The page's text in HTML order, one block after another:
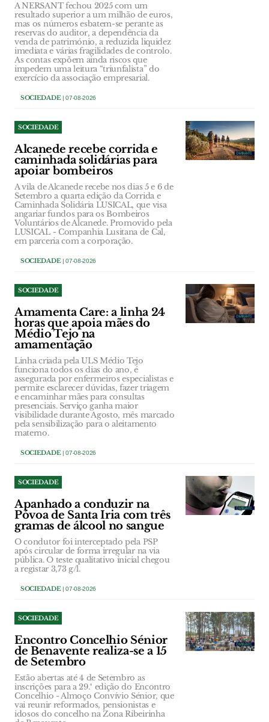
A NERSANT fechou 2025 com um
resultado superior a um milhão de euros,
mas os números esbatem-se perante as
reservas do auditor, a dependência da
venda de património, a reduzida liquidez
imediata e várias fragilidades de controlo.
As contas expõem ainda riscos que
impedem uma leitura “triunfalista” do
exercício da associação empresarial.
SOCIEDADE| 07-08-2026
SOCIEDADE
Alcanede recebe corrida e
caminhada solidárias para
apoiar bombeiros
A vila de Alcanede recebe nos dias 5 e 6 de
Setembro a quarta edição da Corrida e
Caminhada Solidária LUSICAL, que visa
angariar fundos para os Bombeiros
Voluntários de Alcanede. Promovido pela
LUSICAL - Companhia Lusitana de Cal,
em parceria com a corporação.
SOCIEDADE| 07-08-2026
SOCIEDADE
Amamenta Care: a linha 24
horas que apoia mães do
Médio Tejo na
amamentação
Linha criada pela ULS Médio Tejo
funciona todos os dias do ano, é
assegurada por enfermeiros especialistas e
permite esclarecer dúvidas, fazer triagem
e encaminhar mães para consultas
presenciais. Serviço ganha maior
visibilidade durante Agosto, mês marcado
pela sensibilização para o aleitamento
materno.
SOCIEDADE| 07-08-2026
SOCIEDADE
Apanhado a conduzir na
Póvoa de Santa Iria com três
gramas de álcool no sangue
O condutor foi interceptado pela PSP
após circular de forma irregular na via
pública. O teste qualitativo inicial chegou
a registar 3,73 g/l.
SOCIEDADE| 07-08-2026
SOCIEDADE
Encontro Concelhio Sénior
de Benavente realiza-se a 15
de Setembro
Estão abertas até 4 de Setembro as
inscrições para a 29.ª edição do Encontro
Concelhio - Almoço Convívio Sénior, que
vai reunir reformados, pensionistas e
idosos do concelho na Zona Ribeirinha